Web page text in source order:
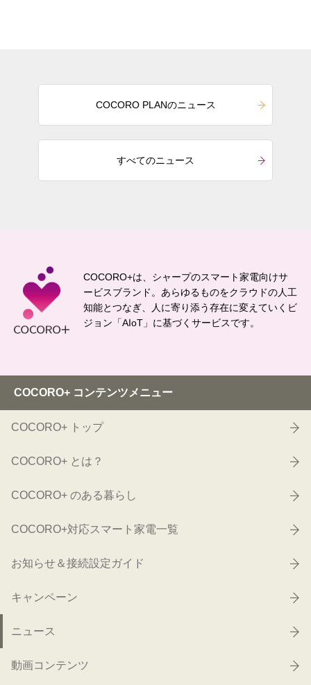
COCORO PLANのニュース
すべてのニュース
COCORO+は、シャープのスマート家電向けサ
ービスブランド。 あらゆるものをクラウドの人工
知能とつなぎ、
人に寄り添う存在に変えていくビ
ジョン「AIoT」に基づくサービスです。
COCORO+ コンテンツメニュー
COCORO+ トップ
COCORO+ とは？
COCORO+ のある暮らし
COCORO+対応スマート家電一覧
お知らせ＆接続設定ガイド
キャンペーン
ニュース
動画コンテンツ